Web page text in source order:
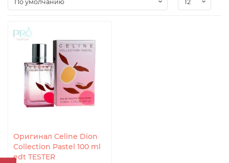
Оригинал Celine Dion
Collection Pastel 100 ml
edt TESTER